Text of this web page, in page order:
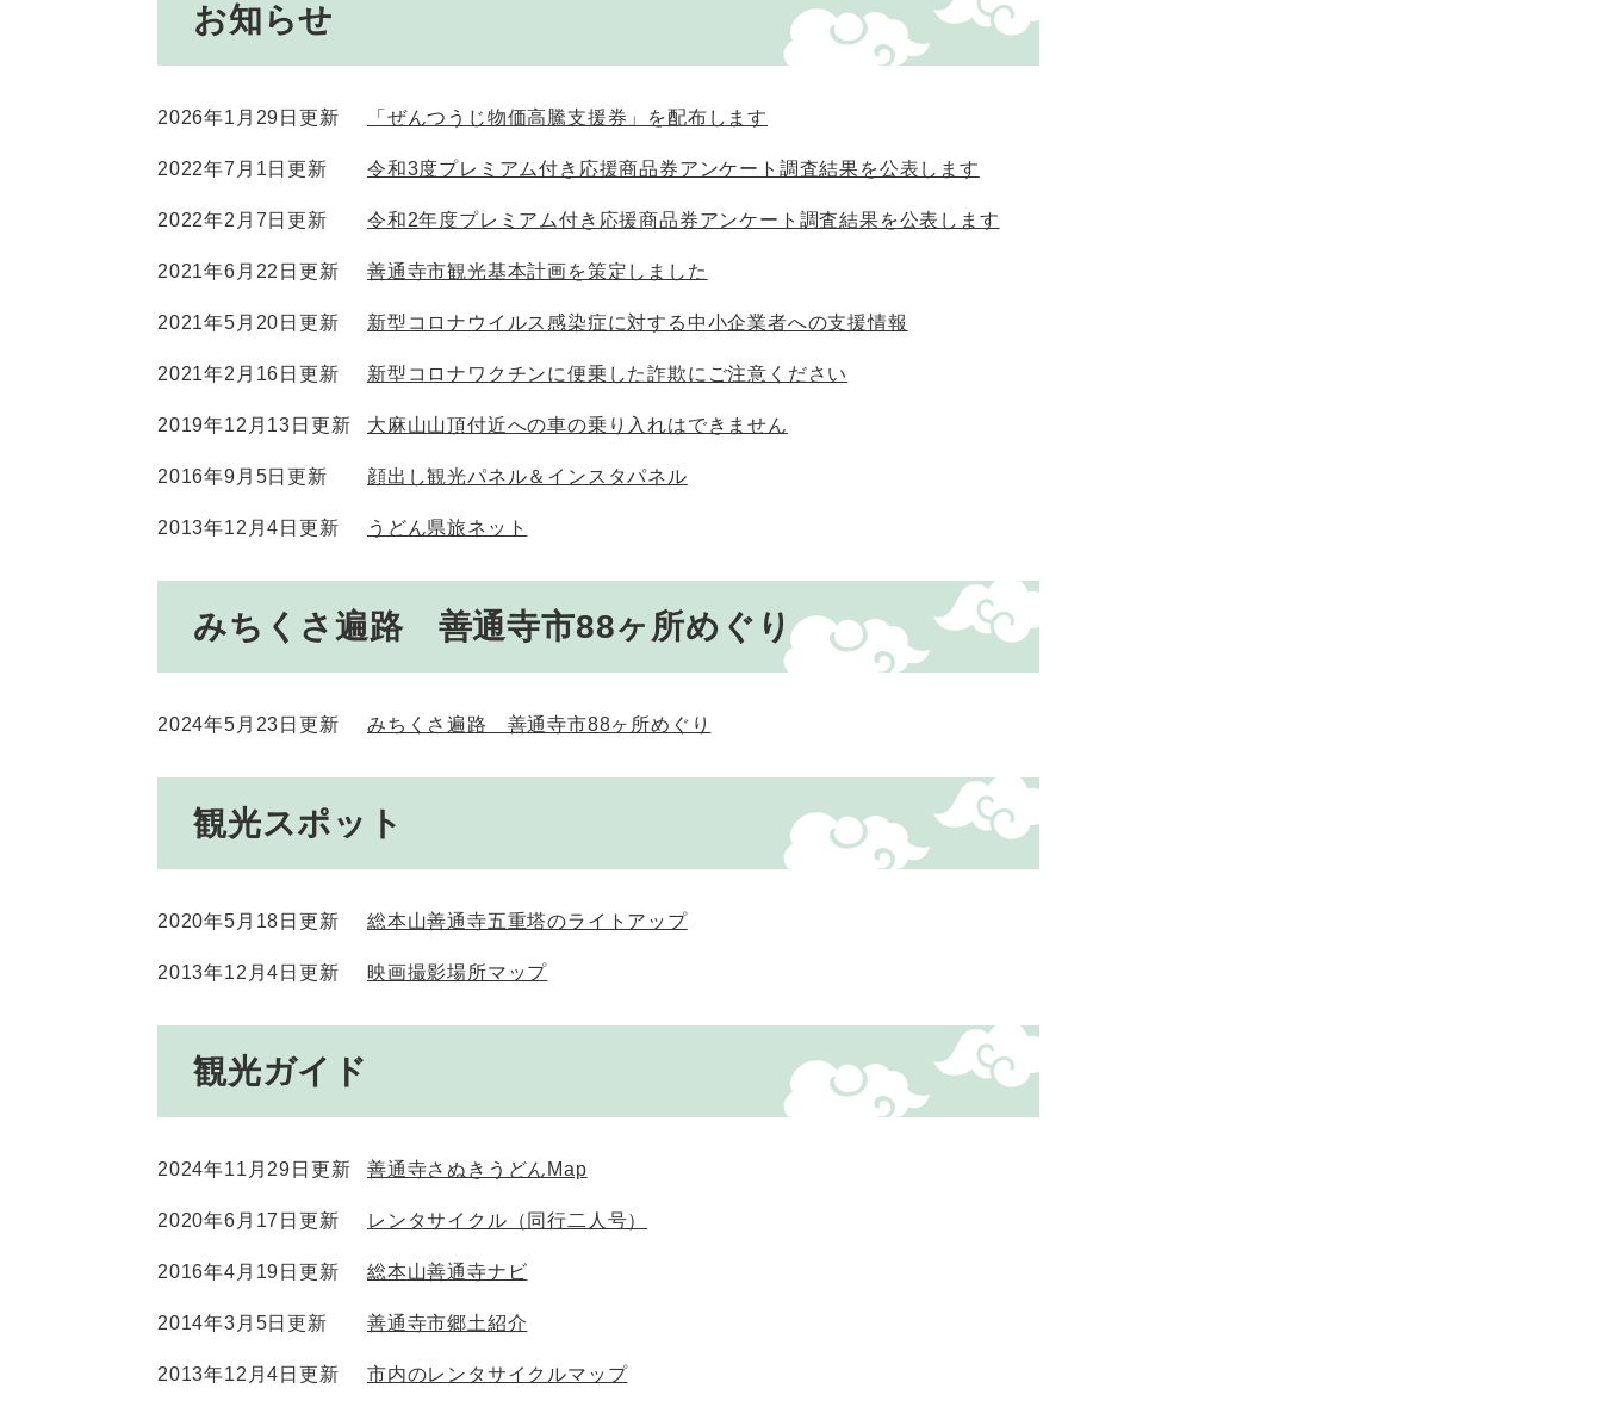
お知らせ
2026年1月29日更新 「ぜんつうじ物価高騰支援券」を配布します
2022年7月1日更新 令和3度プレミアム付き応援商品券アンケート調査結果を公表します
2022年2月7日更新 令和2年度プレミアム付き応援商品券アンケート調査結果を公表します
2021年6月22日更新 善通寺市観光基本計画を策定しました
2021年5月20日更新 新型コロナウイルス感染症に対する中小企業者への支援情報
2021年2月16日更新 新型コロナワクチンに便乗した詐欺にご注意ください
2019年12月13日更新 大麻山山頂付近への車の乗り入れはできません
2016年9月5日更新 顔出し観光パネル＆インスタパネル
2013年12月4日更新 うどん県旅ネット
みちくさ遍路 善通寺市88ヶ所めぐり
2024年5月23日更新 みちくさ遍路 善通寺市88ヶ所めぐり
観光スポット
2020年5月18日更新 総本山善通寺五重塔のライトアップ
2013年12月4日更新 映画撮影場所マップ
観光ガイド
2024年11月29日更新 善通寺さぬきうどんMap
2020年6月17日更新 レンタサイクル（同行二人号）
2016年4月19日更新 総本山善通寺ナビ
2014年3月5日更新 善通寺市郷土紹介
2013年12月4日更新 市内のレンタサイクルマップ